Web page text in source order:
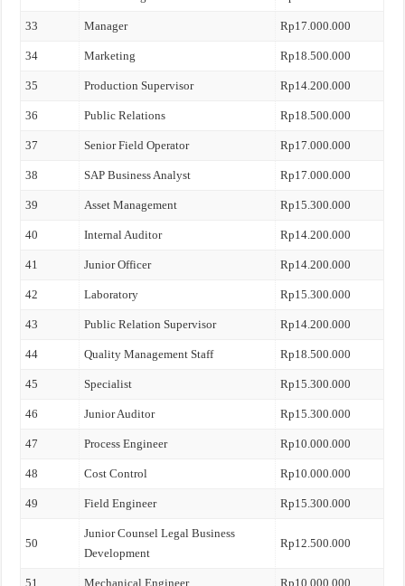
33 Manager Rp17.000.000
34 Marketing Rp18.500.000
35 Production Supervisor Rp14.200.000
36 Public Relations Rp18.500.000
37 Senior Field Operator Rp17.000.000
38 SAP Business Analyst Rp17.000.000
39 Asset Management Rp15.300.000
40 Internal Auditor Rp14.200.000
41 Junior Officer Rp14.200.000
42 Laboratory Rp15.300.000
43 Public Relation Supervisor Rp14.200.000
44 Quality Management Staff Rp18.500.000
45 Specialist Rp15.300.000
46 Junior Auditor Rp15.300.000
47 Process Engineer Rp10.000.000
48 Cost Control Rp10.000.000
49 Field Engineer Rp15.300.000
50
Junior Counsel Legal Business
Development
Rp12.500.000
51 Mechanical Engineer Rp10.000.000